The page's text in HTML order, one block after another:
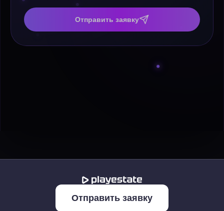
Отправить заявку
Отправить заявку